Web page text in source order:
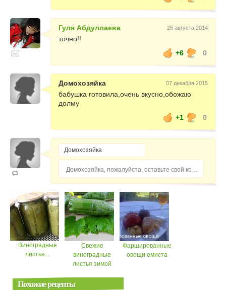
Гуля Абдуллаева 26 августа 2014
точно!!
+6
0
Домохозяйка 07 декабря 2015
бабушка готовила,очень вкусно,обожаю
долму
+1
0
Виноградные
листья...
Свежие
виноградные
листья зимой
Фаршированные
овощи емиста
Похожие рецепты